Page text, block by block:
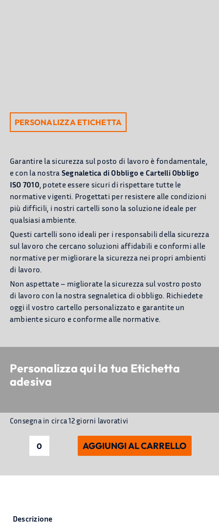
CONTATTACI
PERSONALIZZA ETICHETTA
Garantire la sicurezza sul posto di lavoro è fondamentale,
e con la nostra Segnaletica di Obbligo e Cartelli Obbligo
ISO 7010, potete essere sicuri di rispettare tutte le
normative vigenti. Progettati per resistere alle condizioni
più difficili, i nostri cartelli sono la soluzione ideale per
qualsiasi ambiente.
Questi cartelli sono ideali per i responsabili della sicurezza
sul lavoro che cercano soluzioni affidabili e conformi alle
normative per migliorare la sicurezza nei propri ambienti
di lavoro.
Non aspettate – migliorate la sicurezza sul vostro posto
di lavoro con la nostra segnaletica di obbligo. Richiedete
oggi il vostro cartello personalizzato e garantite un
ambiente sicuro e conforme alle normative.
Personalizza qui la tua Etichetta
adesiva
Consegna in circa 12 giorni lavorativi
Segnaletica
Obbligo
ISO
AGGIUNGI AL CARRELLO
Descrizione